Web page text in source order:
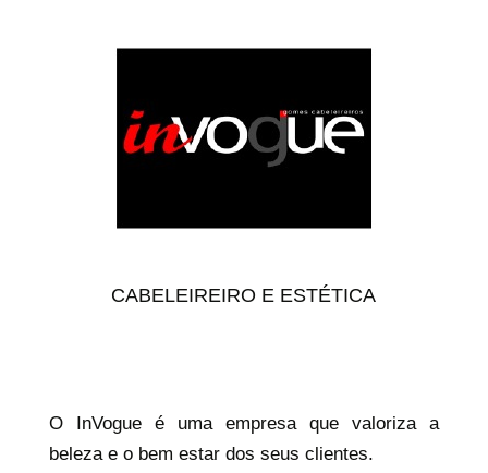
CABELEIREIRO E ESTÉTICA
O InVogue é uma empresa que valoriza a
beleza e o bem estar dos seus clientes.